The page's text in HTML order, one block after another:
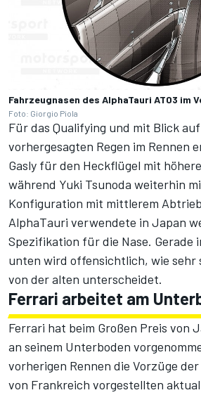
Fahrzeugnasen des AlphaTauri AT03 im
Foto: Giorgio Piola
Für das Qualifying und mit Blick
vorhergesagten Regen im Rennen
Gasly für den Heckflügel mit
während Yuki Tsunoda weiterhin
Konfiguration mit mittlerem
AlphaTauri verwendete in Japan
Spezifikation für die Nase. Gerade
unten wird offensichtlich, wie sehr
von der alten unterscheidet.
Ferrari arbeitet am
Ferrari hat beim Großen Preis von
an seinem Unterboden
vorherigen Rennen die Vorzüge
von Frankreich vorgestellten